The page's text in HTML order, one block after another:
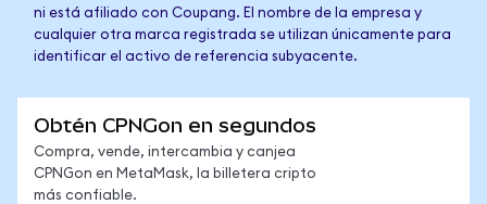
ni está afiliado con Coupang. El nombre de la empresa y
cualquier otra marca registrada se utilizan únicamente para
identificar el activo de referencia subyacente.
Obtén CPNGon en segundos
Compra, vende, intercambia y canjea
CPNGon en MetaMask, la billetera cripto
más confiable.